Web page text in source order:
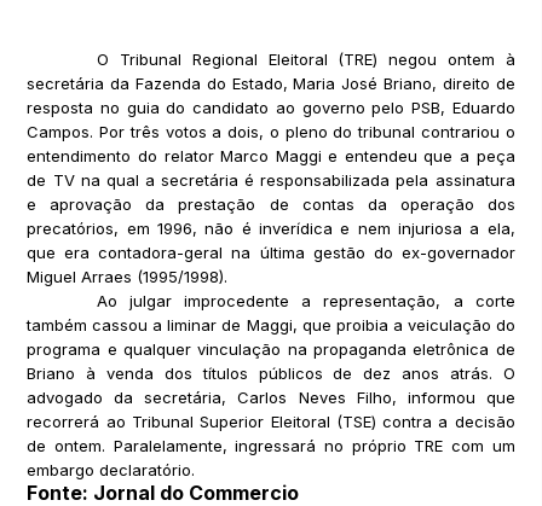
O Tribunal Regional Eleitoral (TRE) negou ontem à
secretária da Fazenda do Estado, Maria José Briano, direito de
resposta no guia do candidato ao governo pelo PSB, Eduardo
Campos. Por três votos a dois, o pleno do tribunal contrariou o
entendimento do relator Marco Maggi e entendeu que a peça
de TV na qual a secretária é responsabilizada pela assinatura
e aprovação da prestação de contas da operação dos
precatórios, em 1996, não é inverídica e nem injuriosa a ela,
que era contadora-geral na última gestão do ex-governador
Miguel Arraes (1995/1998).
Ao julgar improcedente a representação, a corte
também cassou a liminar de Maggi, que proibia a veiculação do
programa e qualquer vinculação na propaganda eletrônica de
Briano à venda dos títulos públicos de dez anos atrás. O
advogado da secretária, Carlos Neves Filho, informou que
recorrerá ao Tribunal Superior Eleitoral (TSE) contra a decisão
de ontem. Paralelamente, ingressará no próprio TRE com um
embargo declaratório.
Fonte: Jornal do Commercio